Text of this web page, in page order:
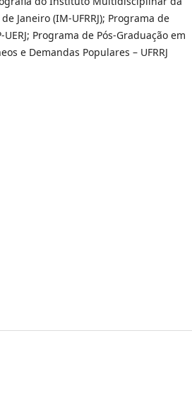
Janeiro (IM-UFRRJ); Programa de
Programa de Pós-Graduação em
e Demandas Populares – UFRRJ